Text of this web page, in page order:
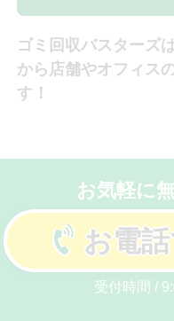
ゴミ回収バスターズ
から店舗やオフィス
す！
お気軽に
お電
受付時間 /